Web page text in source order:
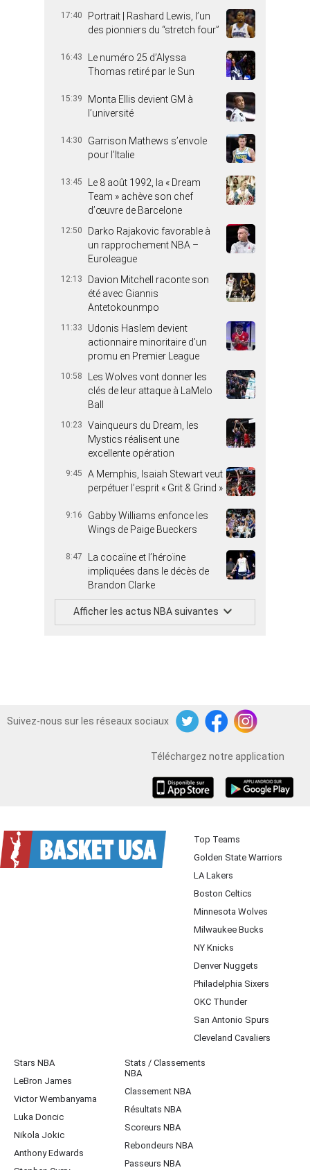
17:40
Portrait | Rashard Lewis, l’un
des pionniers du “stretch four”
16:43
Le numéro 25 d’Alyssa
Thomas retiré par le Sun
15:39
Monta Ellis devient GM à
l’université
14:30
Garrison Mathews s’envole
pour l’Italie
13:45
Le 8 août 1992, la « Dream
Team » achève son chef
d’œuvre de Barcelone
12:50
Darko Rajakovic favorable à
un rapprochement NBA –
Euroleague
12:13
Davion Mitchell raconte son
été avec Giannis
Antetokounmpo
11:33
Udonis Haslem devient
actionnaire minoritaire d’un
promu en Premier League
10:58
Les Wolves vont donner les
clés de leur attaque à LaMelo
Ball
10:23
Vainqueurs du Dream, les
Mystics réalisent une
excellente opération
9:45
A Memphis, Isaiah Stewart veut
perpétuer l’esprit « Grit & Grind »
9:16
Gabby Williams enfonce les
Wings de Paige Bueckers
8:47
La cocaïne et l’héroïne
impliquées dans le décès de
Brandon Clarke
Afficher les actus NBA suivantes
Suivez-nous sur les réseaux sociaux
TwitterFacebookInstagram
Téléchargez notre application
Top Teams
Golden State Warriors
LA Lakers
Boston Celtics
Minnesota Wolves
Milwaukee Bucks
NY Knicks
Denver Nuggets
Philadelphia Sixers
OKC Thunder
San Antonio Spurs
Cleveland Cavaliers
Stars NBA
LeBron James
Victor Wembanyama
Luka Doncic
Nikola Jokic
Anthony Edwards
Stats / Classements
NBA
Classement NBA
Résultats NBA
Scoreurs NBA
Rebondeurs NBA
Passeurs NBA